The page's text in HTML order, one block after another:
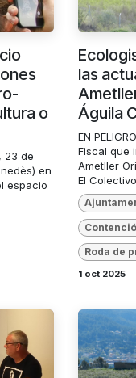
o
23 de
en
espacio
las
Águila
EN
Fiscal que
Ametller
El
Roda de
1 oct 2025